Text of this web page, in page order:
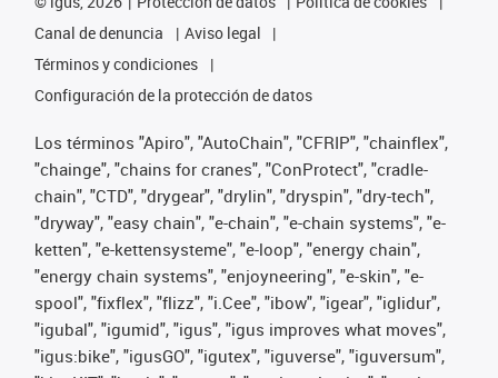
Canal de denuncia
Aviso legal
Términos y condiciones
Configuración de la protección de datos
Los términos "Apiro", "AutoChain", "CFRIP", "chainflex",
"chainge", "chains for cranes", "ConProtect", "cradle-
chain", "CTD", "drygear", "drylin", "dryspin", "dry-tech",
"dryway", "easy chain", "e-chain", "e-chain systems", "e-
ketten", "e-kettensysteme", "e-loop", "energy chain",
"energy chain systems", "enjoyneering", "e-skin", "e-
spool", "fixflex", "flizz", "i.Cee", "ibow", "igear", "iglidur",
"igubal", "igumid", "igus", "igus improves what moves",
"igus:bike", "igusGO", "igutex", "iguverse", "iguversum",